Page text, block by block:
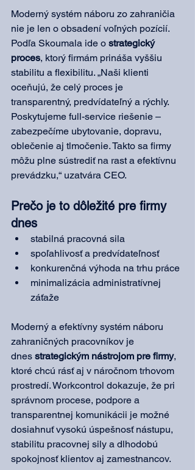
Moderný systém náboru zo zahraničia
nie je len o obsadení voľných pozícií.
Podľa Skoumala ide o strategický
proces, ktorý firmám prináša vyššiu
stabilitu a flexibilitu. „Naši klienti
oceňujú, že celý proces je
transparentný, predvídateľný a rýchly.
Poskytujeme full-service riešenie –
zabezpečíme ubytovanie, dopravu,
oblečenie aj tlmočenie. Takto sa firmy
môžu plne sústrediť na rast a efektívnu
prevádzku,“ uzatvára CEO.
Prečo je to dôležité pre firmy
dnes
stabilná pracovná sila
spoľahlivosť a predvídateľnosť
konkurenčná výhoda na trhu práce
minimalizácia administratívnej
záťaže
Moderný a efektívny systém náboru
zahraničných pracovníkov je
dnes strategickým nástrojom pre firmy,
ktoré chcú rásť aj v náročnom trhovom
prostredí. Workcontrol dokazuje, že pri
správnom procese, podpore a
transparentnej komunikácii je možné
dosiahnuť vysokú úspešnosť nástupu,
stabilitu pracovnej sily a dlhodobú
spokojnosť klientov aj zamestnancov.